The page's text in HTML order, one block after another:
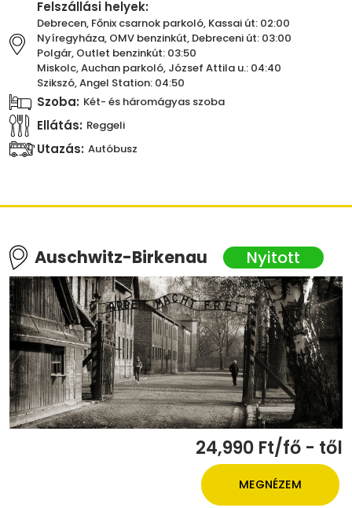
Felszállási helyek:
Debrecen, Főnix csarnok parkoló, Kassai út: 02:00
Nyíregyháza, OMV benzinkút, Debreceni út: 03:00
Polgár, Outlet benzinkút: 03:50
Miskolc, Auchan parkoló, József Attila u.: 04:40
Szikszó, Angel Station: 04:50
Szoba: Két- és háromágyas szoba
Ellátás: Reggeli
Utazás: Autóbusz
Auschwitz-Birkenau
24,990 Ft/fő - től
MEGNÉZEM